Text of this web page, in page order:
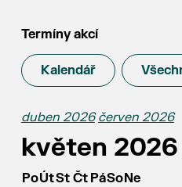
Termíny akcí
Kalendář
duben 2026 červen 2026
květen 2026
PoÚtSt Čt PáSoNe